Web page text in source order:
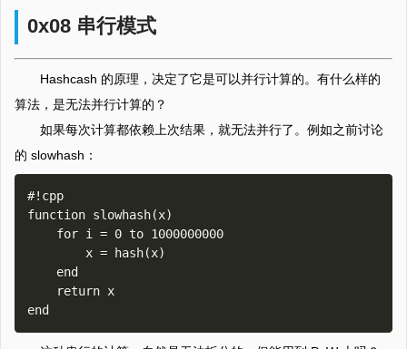
0x08 串行模式
Hashcash 的原理，决定了它是可以并行计算的。有什么样的
算法，是无法并行计算的？
如果每次计算都依赖上次结果，就无法并行了。例如之前讨论
的 slowhash：
#!cpp
function slowhash(x)